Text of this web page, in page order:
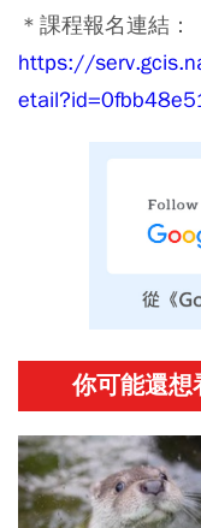
＊課程報名連結：
https://